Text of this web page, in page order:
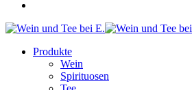
Produkte
Wein
Spirituosen